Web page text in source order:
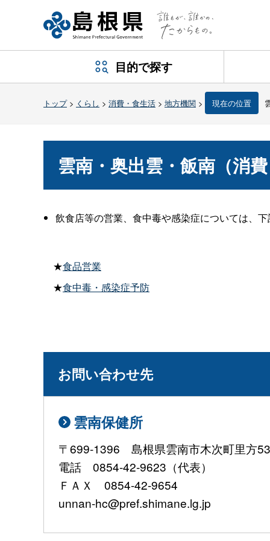
目的で探す
トップ> くらし > 消費・食生活 > 地方機関 > 現在の位置
雲南・奥出雲・飯南（消
飲食店等の営業、食中毒や感染症については、
★食品営業
★食中毒・感染症予防
お問い合わせ先
雲南保健所
〒699-1396 島根県雲南市木次町里方
電話 0854-42-9623（代表）
ＦＡＸ 0854-42-9654
unnan-hc@pref.shimane.lg.jp